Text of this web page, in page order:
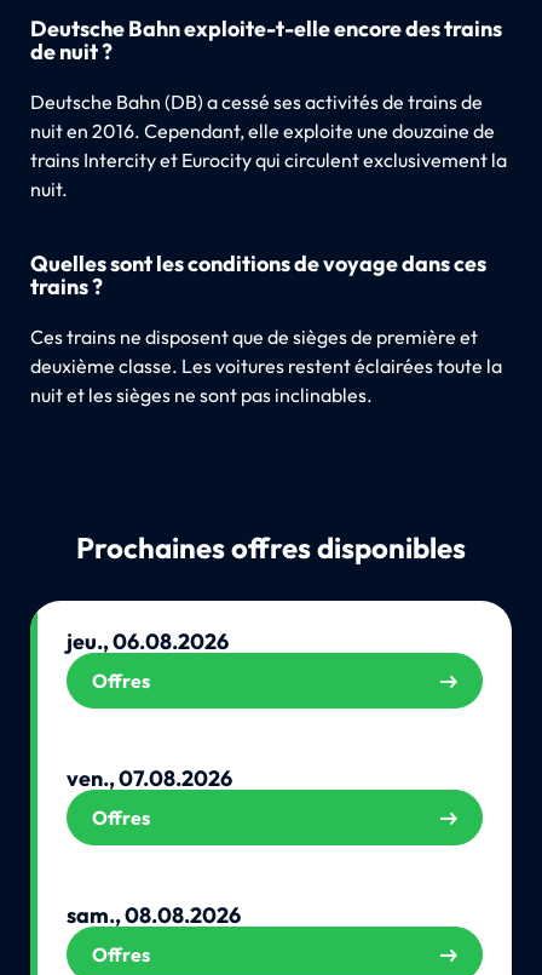
Deutsche Bahn exploite-t-elle encore des trains
de nuit ?
Deutsche Bahn (DB) a cessé ses activités de trains de
nuit en 2016. Cependant, elle exploite une douzaine de
trains Intercity et Eurocity qui circulent exclusivement la
nuit.
Quelles sont les conditions de voyage dans ces
trains ?
Ces trains ne disposent que de sièges de première et
deuxième classe. Les voitures restent éclairées toute la
nuit et les sièges ne sont pas inclinables.
Prochaines offres disponibles
jeu., 06.08.2026
Offres
ven., 07.08.2026
Offres
sam., 08.08.2026
Offres